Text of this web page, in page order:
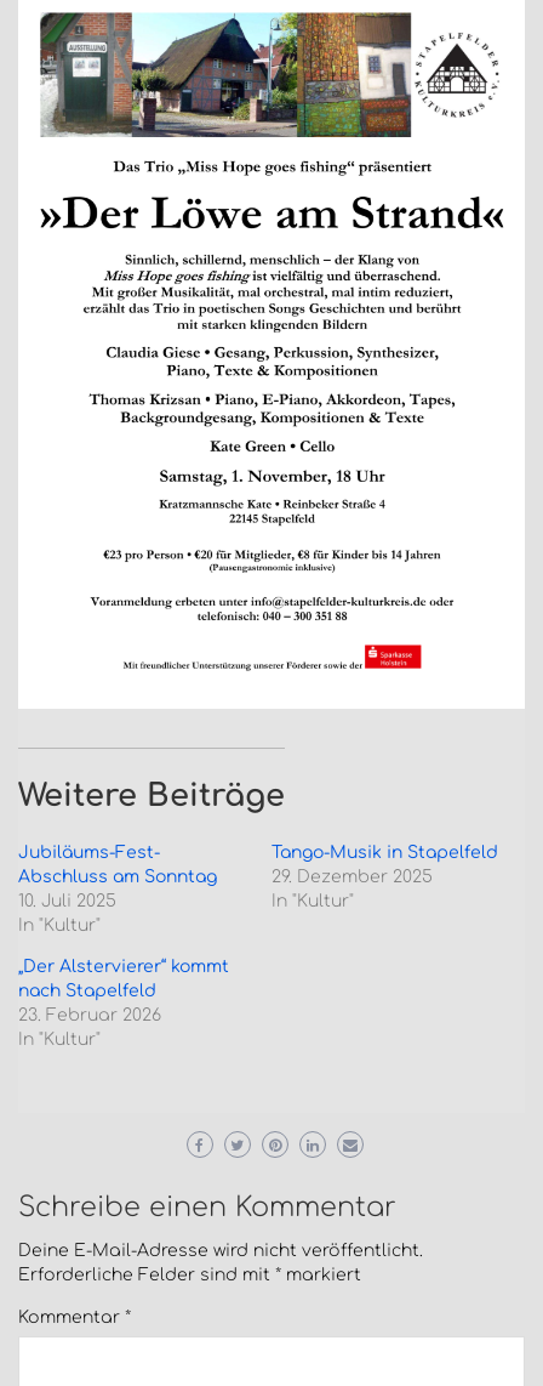
Weitere Beiträge
Jubiläums-Fest-
Abschluss am Sonntag
10. Juli 2025
In "Kultur"
Tango-Musik in Stapelfeld
29. Dezember 2025
In "Kultur"
„Der Alstervierer“ kommt
nach Stapelfeld
23. Februar 2026
In "Kultur"
Schreibe einen Kommentar
Deine E-Mail-Adresse wird nicht veröffentlicht.
Erforderliche Felder sind mit * markiert
Kommentar *